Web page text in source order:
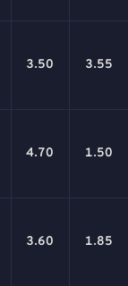
3.50 3.55
4.70 1.50
3.60 1.85